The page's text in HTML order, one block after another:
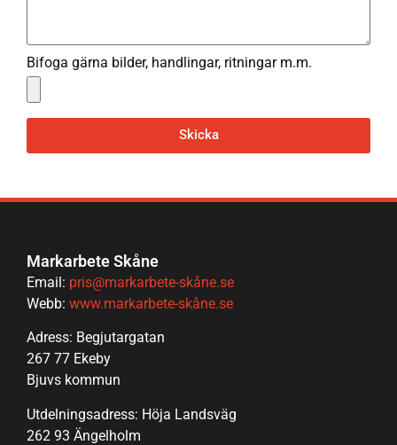
Bifoga gärna bilder, handlingar, ritningar m.m.
Skicka
Markarbete Skåne
Email: pris@markarbete-skåne.se
Webb: www.markarbete-skåne.se
Adress: Begjutargatan
267 77 Ekeby
Bjuvs kommun
Utdelningsadress: Höja Landsväg
262 93 Ängelholm